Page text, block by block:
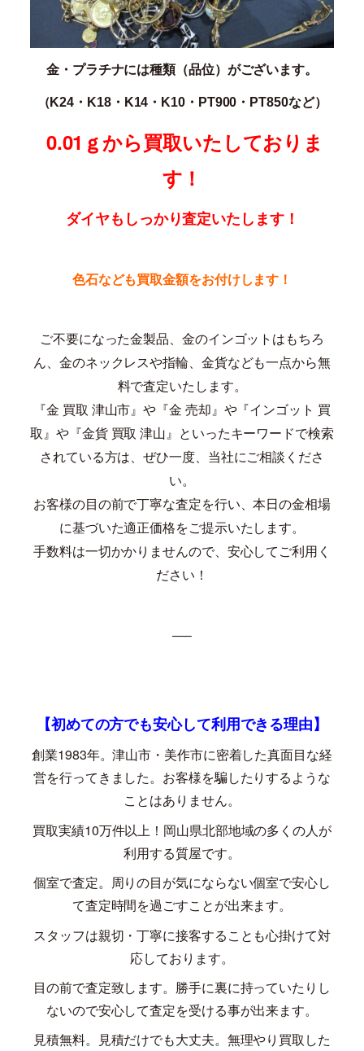
金・プラチナには種類（品位）がございます。
（K24・K18・K14・K10・PT900・PT850など）
0.01ｇから買取いたしておりま
す！
ダイヤもしっかり査定いたします！
色石なども買取金額をお付けします！
ご不要になった金製品、金のインゴットはもちろ
ん、金のネックレスや指輪、金貨なども一点から無
料で査定いたします。
『金 買取 津山市』や『金 売却』や『インゴット 買
取』や『金貨 買取 津山』といったキーワードで検索
されている方は、ぜひ一度、当社にご相談くださ
い。
お客様の目の前で丁寧な査定を行い、本日の金相場
に基づいた適正価格をご提示いたします。
手数料は一切かかりませんので、安心してご利用く
ださい！
—–
【初めての方でも安心して利用できる理由】
創業1983年。津山市・美作市に密着した真面目な経
営を行ってきました。お客様を騙したりするような
ことはありません。
買取実績10万件以上！岡山県北部地域の多くの人が
利用する質屋です。
個室で査定。周りの目が気にならない個室で安心し
て査定時間を過ごすことが出来ます。
スタッフは親切・丁寧に接客することも心掛けて対
応しております。
目の前で査定致します。勝手に裏に持っていたりし
ないので安心して査定を受ける事が出来ます。
見積無料。見積だけでも大丈夫。無理やり買取した